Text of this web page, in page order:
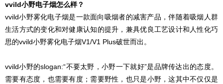
vvild小野电子烟怎么样？
vvild小野雾化电子烟是一款面向吸烟者的减害产品，伴随着吸烟人群
生活方式的变化和对健康认知的提升，兼具优良工艺设计和人性化巧
思的vvild小野雾化电子烟V1/V1 Plus破世而出。
vvild小野的slogan:“不要太野，小野一下就好”是品牌传达出的态度。
需要有态度，也需要有度；需要野性，也只是小野，这其中不仅仅是